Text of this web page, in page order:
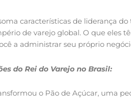
características de liderança
de varejo global. O que eles
a administrar seu próprio
do Rei do Varejo no Brasil:
o Pão de Açúcar, uma